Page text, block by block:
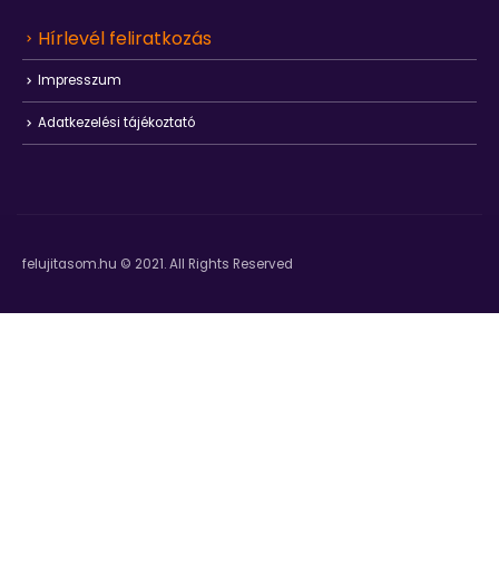
Hírlevél feliratkozás
Impresszum
Adatkezelési tájékoztató
felujitasom.hu © 2021. All Rights Reserved